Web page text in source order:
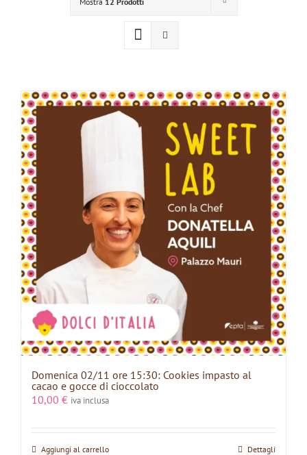
Domenica 02/11 ore 15:30: Cookies impasto al
cacao e gocce di cioccolato
10,00 € iva inclusa
Aggiungi al carrello Dettagli